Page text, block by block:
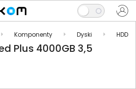
Komponenty Dyski HDD
Plus 4000GB 3,5